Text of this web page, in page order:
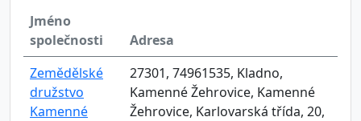
Jméno
společnosti
Adresa
Zemědělské
družstvo
Kamenné
27301, 74961535, Kladno,
Kamenné Žehrovice, Kamenné
Žehrovice, Karlovarská třída, 20,